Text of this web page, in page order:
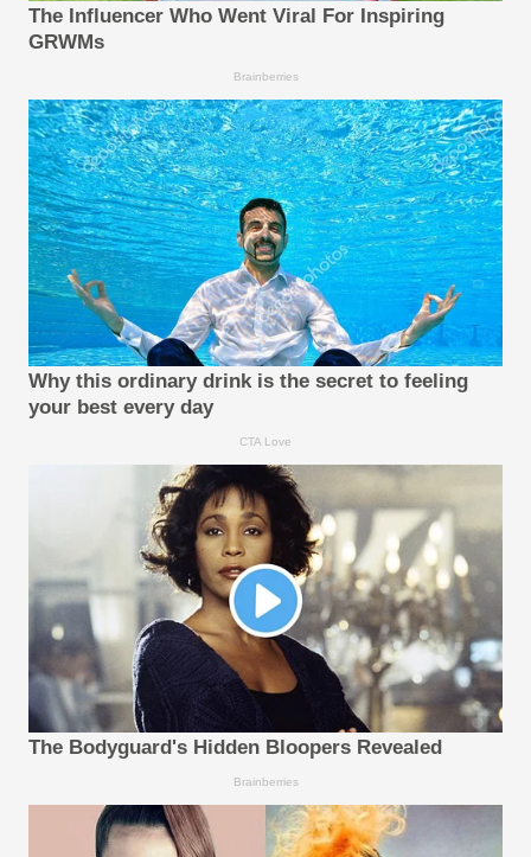
The Influencer Who Went Viral For Inspiring
GRWMs
Brainberries
Why this ordinary drink is the secret to feeling
your best every day
CTA Love
The Bodyguard's Hidden Bloopers Revealed
Brainberries